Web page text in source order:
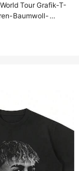
Tour Grafik-T-